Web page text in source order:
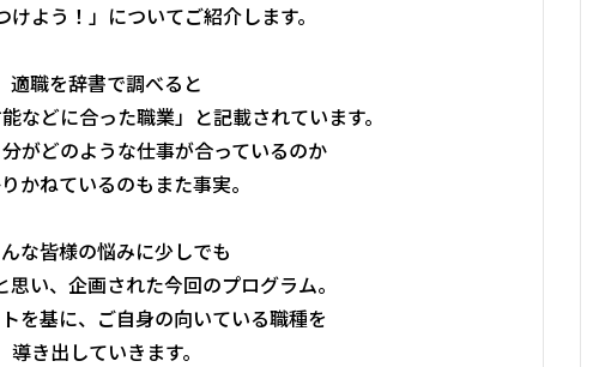
けよう！」についてご紹介します。
適職を辞書で調べると
などに合った職業」と記載されています。
がどのような仕事が合っているのか
かねているのもまた事実。
な皆様の悩みに少しでも
い、企画された今回のプログラム。
を基に、ご自身の向いている職種を
導き出していきます。